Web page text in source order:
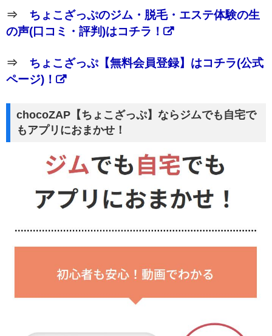
⇒ ちょこざっぷのジム・脱毛・エステ体験の生
の声(口コミ・評判)はコチラ！
⇒ ちょこざっぷ【無料会員登録】はコチラ(公式
ページ)！
chocoZAP【ちょこざっぷ】ならジムでも自宅で
もアプリにおまかせ！